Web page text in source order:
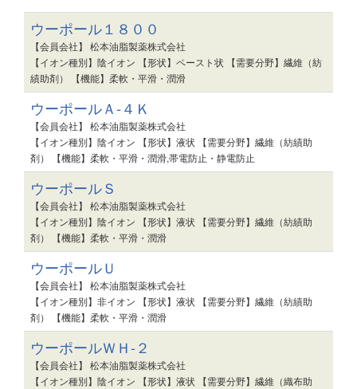
ウーポール１８００
【会員会社】 松本油脂製薬株式会社
【イオン種別】陰イオン 【形状】ペースト状 【需要分野】繊維（紡
績助剤） 【機能】柔軟・平滑・潤滑
ウーポールＡ-４Ｋ
【会員会社】 松本油脂製薬株式会社
【イオン種別】陰イオン 【形状】液状 【需要分野】繊維（紡績助
剤） 【機能】柔軟・平滑・潤滑,帯電防止・静電防止
ウーポールＳ
【会員会社】 松本油脂製薬株式会社
【イオン種別】陰イオン 【形状】液状 【需要分野】繊維（紡績助
剤） 【機能】柔軟・平滑・潤滑
ウーポールＵ
【会員会社】 松本油脂製薬株式会社
【イオン種別】非イオン 【形状】液状 【需要分野】繊維（紡績助
剤） 【機能】柔軟・平滑・潤滑
ウーポールＷＨ-２
【会員会社】 松本油脂製薬株式会社
【イオン種別】陰イオン 【形状】液状 【需要分野】繊維（織布助